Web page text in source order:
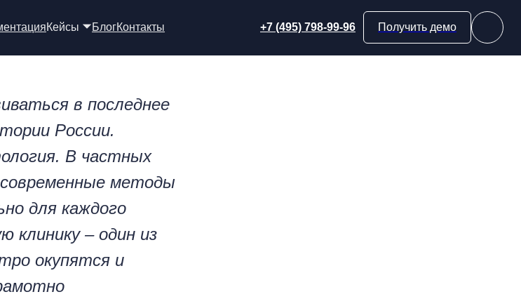
Кейсы 🞃БлогКонтакты +7 (495) 798-99-96 Получить демо
в последнее
России.
В частных
методы
для каждого
клинику – один из
окупятся и